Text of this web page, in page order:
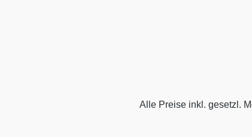
Alle Preise inkl. gesetzl.